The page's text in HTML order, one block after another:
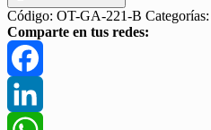
Código: OT-GA-221-B Categorías:
Comparte en tus redes:
Facebook